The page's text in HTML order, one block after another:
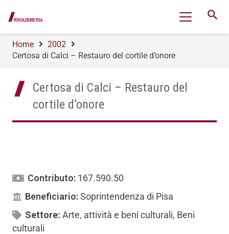
search
Home
2002
Certosa di Calci – Restauro del cortile d’onore
Certosa di Calci – Restauro del
cortile d’onore
Contributo: 167.590.50
Beneficiario:Soprintendenza di Pisa
Settore: Arte, attività e beni culturali, Beni
culturali